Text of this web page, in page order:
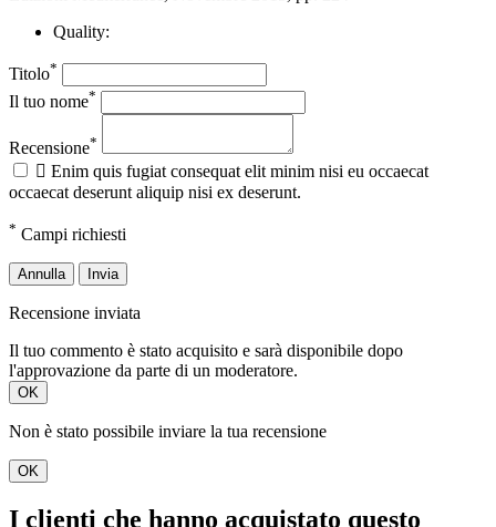
Quality:
Titolo*
Il tuo nome*
Recensione*
 Enim quis fugiat consequat elit minim nisi eu occaecat
occaecat deserunt aliquip nisi ex deserunt.
* Campi richiesti
Annulla Invia
Recensione inviata
Il tuo commento è stato acquisito e sarà disponibile dopo
l'approvazione da parte di un moderatore.
OK
Non è stato possibile inviare la tua recensione
OK
I clienti che hanno acquistato questo